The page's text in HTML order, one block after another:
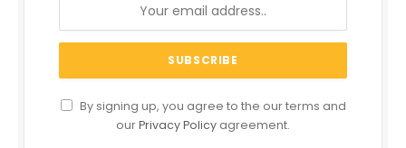
By signing up, you agree to the our terms and
ourPrivacy Policy agreement.